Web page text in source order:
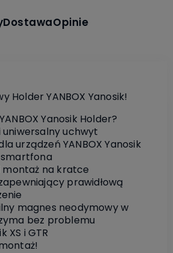
DostawaOpinie
Holder YANBOX Yanosik!
Yanosik Holder?
uchwyt
urządzeń YANBOX Yanosik
smartfona
montaż na kratce
prawidłową
magnes neodymowy w
bez problemu
XS i GTR